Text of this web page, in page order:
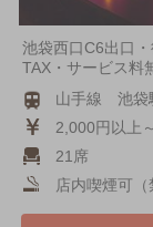
池袋西口C6出口
TAX・サービス料
山手線 池袋
2,000円以上
21席
店内喫煙可（